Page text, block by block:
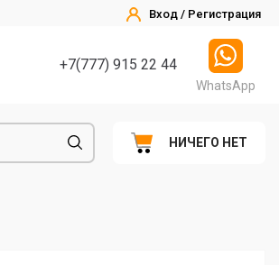
Вход / Регистрация
+7(777) 915 22 44
WhatsApp
НИЧЕГО НЕТ